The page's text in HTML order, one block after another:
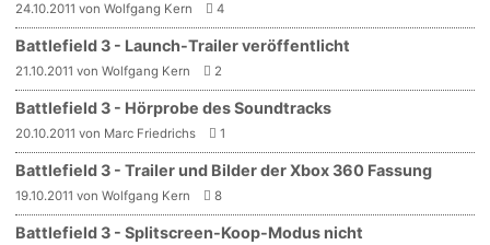
24.10.2011 von Wolfgang Kern 4
Battlefield 3 - Launch-Trailer veröffentlicht
21.10.2011 von Wolfgang Kern 2
Battlefield 3 - Hörprobe des Soundtracks
20.10.2011 von Marc Friedrichs 1
Battlefield 3 - Trailer und Bilder der Xbox 360 Fassung
19.10.2011 von Wolfgang Kern 8
Battlefield 3 - Splitscreen-Koop-Modus nicht